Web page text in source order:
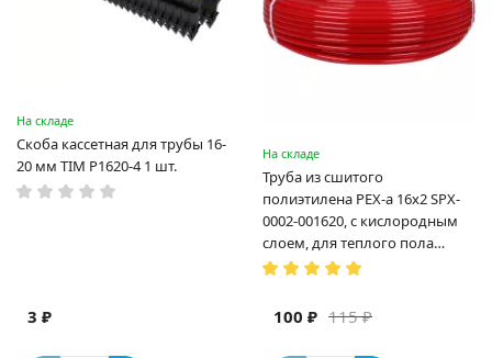
На складе
Скоба кассетная для трубы 16-
20 мм TIM P1620-4 1 шт.
3 ₽
На складе
Труба из сшитого
полиэтилена PEX-a 16х2 SPX-
0002-001620, с кислородным
слоем, для теплого пола
(Испания)
115 ₽
100 ₽